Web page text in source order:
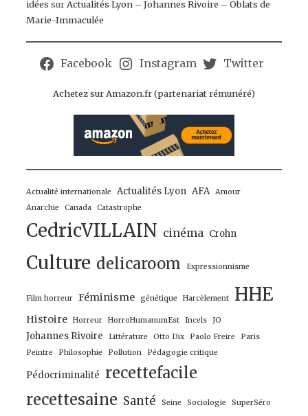
idées sur Actualités Lyon – Johannes Rivoire – Oblats de
Marie-Immaculée
Facebook Instagram Twitter
Achetez sur Amazon.fr (partenariat rémunéré)
Actualité internationale Actualités Lyon AFA
Amour
Anarchie
Canada Catastrophe
CedricVILLAIN cinéma Crohn
Culture delicaroom Expressionnisme
Film horreur Féminisme génétique Harcèlement HHE
Histoire Horreur HorroHumanumEst Incels JO
Johannes Rivoire Littérature Otto Dix Paolo Freire
Paris
Peintre
Philosophie Pollution Pédagogie critique
Pédocriminalité recettefacile
recettesaine Santé Seine Sociologie SuperSéro